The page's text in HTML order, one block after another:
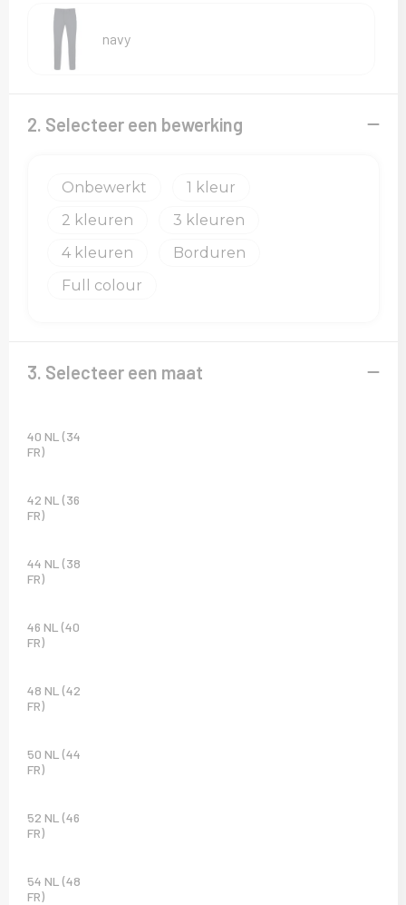
T-Shirts
Vesten
navy
2. Selecteer een bewerking
Onbewerkt
1
2
3
4
Borduren
Full colour
3. Selecteer een maat
40 NL (34
FR)
42 NL (36
FR)
44 NL (38
FR)
46 NL (40
FR)
48 NL (42
FR)
50 NL (44
FR)
52 NL (46
FR)
54 NL (48
FR)